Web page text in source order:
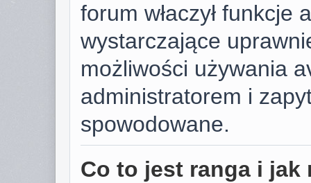
forum właczył funkcje
wystarczające
możliwości używania
administratorem i
spowodowane.
Co to jest ranga i jak